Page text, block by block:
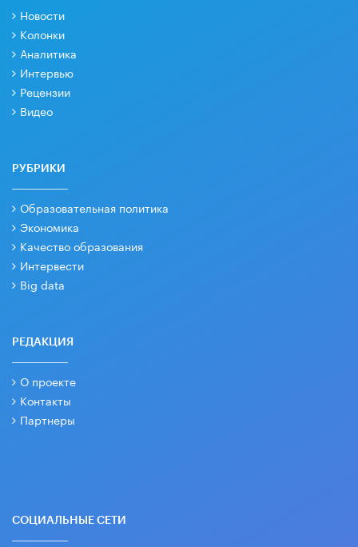
Новости
Колонки
Аналитика
Интервью
Рецензии
Видео
РУБРИКИ
Образовательная политика
Экономика
Качество образования
Интервести
Big data
РЕДАКЦИЯ
О проекте
Контакты
Партнеры
СОЦИАЛЬНЫЕ СЕТИ